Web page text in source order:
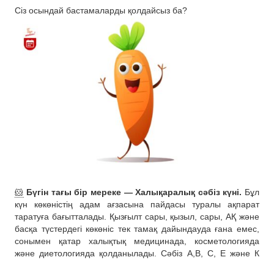
Сіз осындай бастамаларды қолдайсыз ба?
🐹 Бүгін тағы бір мереке — Халықаралық сәбіз күні. Бұл
күн көкөністің адам ағзасына пайдасы туралы ақпарат
таратуға бағытталады. Қызғылт сары, қызыл, сары, АҚ және
басқа түстердегі көкөніс тек тамақ дайындауда ғана емес,
сонымен қатар халықтық медицинада, косметологияда
және диетологияда қолданылады. Сәбіз А,В, С, Е және К